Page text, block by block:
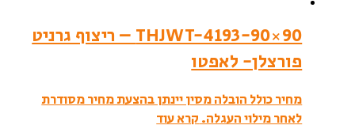
THJWT-4193-90×90 – ריצוף גרניט
פורצלן- לאפטו
מחיר כולל הובלה מסין יינתן בהצעת מחיר מסודרת
לאחר מילוי העגלה.קרא עוד